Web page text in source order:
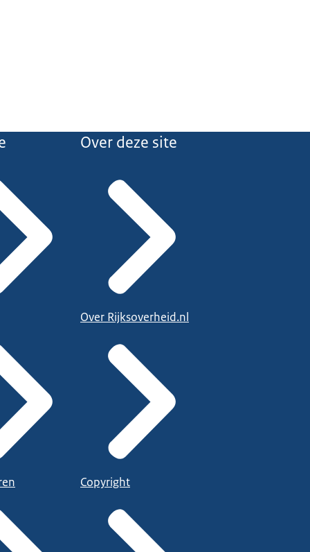
Over deze site
Over Rijksoverheid.nl
Copyright